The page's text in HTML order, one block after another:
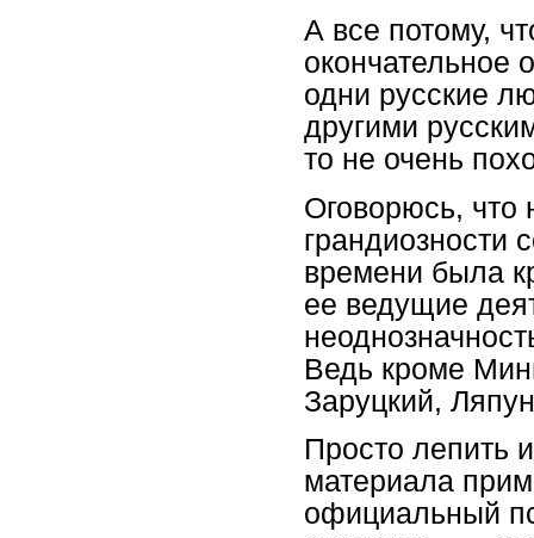
А все потому,
окончательное
одни русские
другими
то не очень
Оговорюсь, что
грандиозности
времени была
ее ведущие
Ведь кроме
Заруцкий,
Просто лепить
материала
официальный